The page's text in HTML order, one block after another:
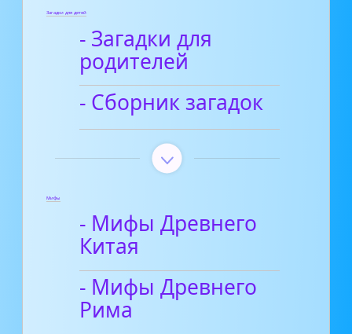
Загадки для детей
- Загадки для
родителей
- Сборник загадок
Мифы
- Мифы Древнего
Китая
- Мифы Древнего
Рима